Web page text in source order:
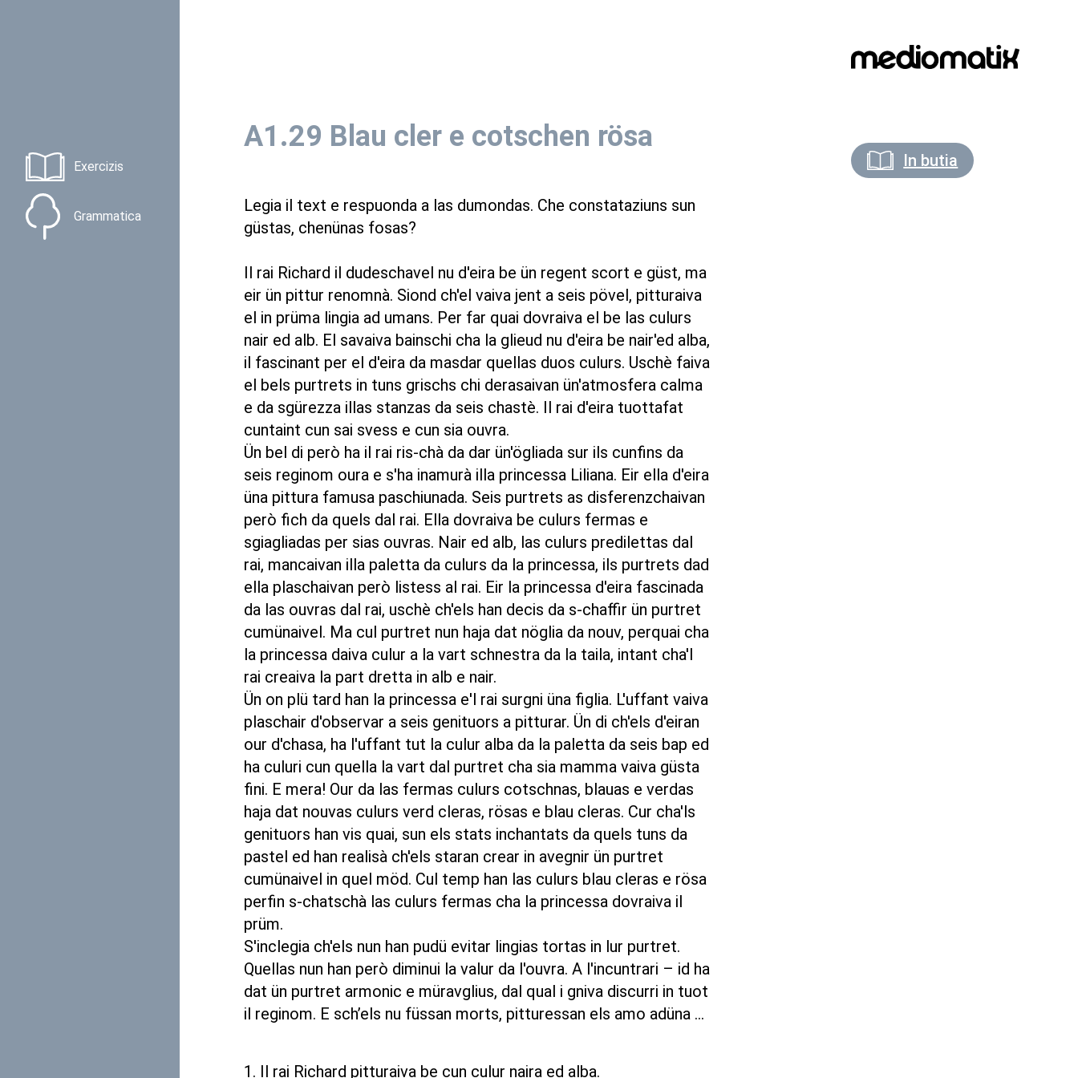
Exercizis
Grammatica
A1.29 Blau cler e cotschen rösa
Legia il text e respuonda a las dumondas. Che constataziuns sun
güstas, chenünas fosas?
Il rai Richard il dudeschavel nu d'eira be ün regent scort e güst, ma
eir ün pittur renomnà. Siond ch'el vaiva jent a seis pövel, pitturaiva
el in prüma lingia ad umans. Per far quai dovraiva el be las culurs
nair ed alb. El savaiva bainschi cha la glieud nu d'eira be nair'ed alba,
il fascinant per el d'eira da masdar quellas duos culurs. Uschè faiva
el bels purtrets in tuns grischs chi derasaivan ün'atmosfera calma
e da sgürezza illas stanzas da seis chastè. Il rai d'eira tuottafat
cuntaint cun sai svess e cun sia ouvra.
Ün bel di però ha il rai ris-chà da dar ün'ögliada sur ils cunfins da
seis reginom oura e s'ha inamurà illa princessa Liliana. Eir ella d'eira
üna pittura famusa paschiunada. Seis purtrets as disferenzchaivan
però fich da quels dal rai. Ella dovraiva be culurs fermas e
sgiagliadas per sias ouvras. Nair ed alb, las culurs predilettas dal
rai, mancaivan illa paletta da culurs da la princessa, ils purtrets dad
ella plaschaivan però listess al rai. Eir la princessa d'eira fascinada
da las ouvras dal rai, uschè ch'els han decis da s-chaffir ün purtret
cumünaivel. Ma cul purtret nun haja dat nöglia da nouv, perquai cha
la princessa daiva culur a la vart schnestra da la taila, intant cha'l
rai creaiva la part dretta in alb e nair.
Ün on plü tard han la princessa e'l rai surgni üna figlia. L'uffant vaiva
plaschair d'observar a seis genituors a pitturar. Ün di ch'els d'eiran
our d'chasa, ha l'uffant tut la culur alba da la paletta da seis bap ed
ha culuri cun quella la vart dal purtret cha sia mamma vaiva güsta
fini. E mera! Our da las fermas culurs cotschnas, blauas e verdas
haja dat nouvas culurs verd cleras, rösas e blau cleras. Cur cha'ls
genituors han vis quai, sun els stats inchantats da quels tuns da
pastel ed han realisà ch'els staran crear in avegnir ün purtret
cumünaivel in quel möd. Cul temp han las culurs blau cleras e rösa
perfin s-chatschà las culurs fermas cha la princessa dovraiva il
prüm.
S'inclegia ch'els nun han pudü evitar lingias tortas in lur purtret.
Quellas nun han però diminui la valur da l'ouvra. A l'incuntrari – id ha
dat ün purtret armonic e müravglius, dal qual i gniva discurri in tuot
il reginom. E sch’els nu füssan morts, pitturessan els amo adüna ...
1. Il rai Richard pitturaiva be cun culur naira ed alba.
In butia